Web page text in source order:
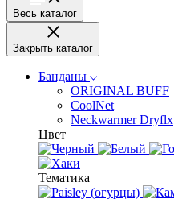
Весь каталог
Закрыть каталог
Банданы
ORIGINAL BUFF
CoolNet
Neckwarmer Dryflx
Цвет
Тематика